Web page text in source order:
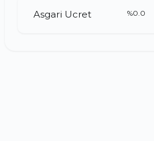
Asgari Ucret %0.0